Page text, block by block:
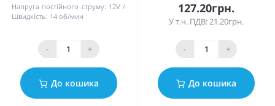
Напруга постійного струму: 12V
Швидкість: 14 об/мин
- +
До кошика
127.20грн.
У т.ч. ПДВ: 21.20грн.
- +
До кошика